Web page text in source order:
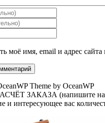
моё имя, email и адрес
Theme by OceanWP
ЗАКАЗА (напишите
и интересующее вас